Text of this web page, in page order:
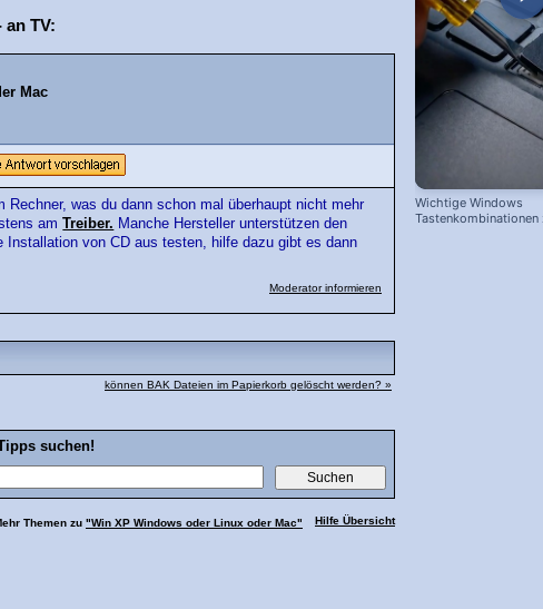
TV:
Mac
Rechner, was du dann schon mal überhaupt nicht mehr
amTreiber. Manche Hersteller unterstützen den
Installation von CD aus testen, hilfe dazu gibt es dann
Moderator informieren
können BAK Dateien im Papierkorb gelöscht werden? »
suchen!
Hilfe Übersicht
Themen zu "Win XP Windows oder Linux oder Mac"
Wichtige Windows
Tastenkombinationen